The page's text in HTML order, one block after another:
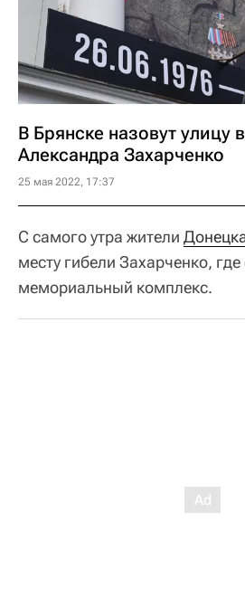
В Брянске назовут улицу
Александра Захарченко
25 мая 2022, 17:37
С самого утра жители
месту гибели Захарченко,
мемориальный комплекс.